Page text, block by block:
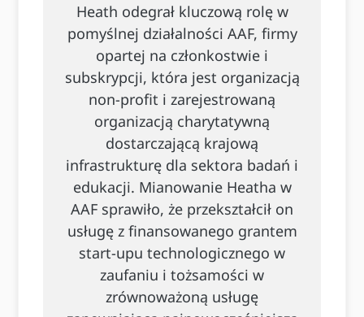
Heath odegrał kluczową rolę w
pomyślnej działalności AAF, firmy
opartej na członkostwie i
subskrypcji, która jest organizacją
non-profit i zarejestrowaną
organizacją charytatywną
dostarczającą krajową
infrastrukturę dla sektora badań i
edukacji. Mianowanie Heatha w
AAF sprawiło, że przekształcił on
usługę z finansowanego grantem
start-upu technologicznego w
zaufaniu i tożsamości w
zrównoważoną usługę